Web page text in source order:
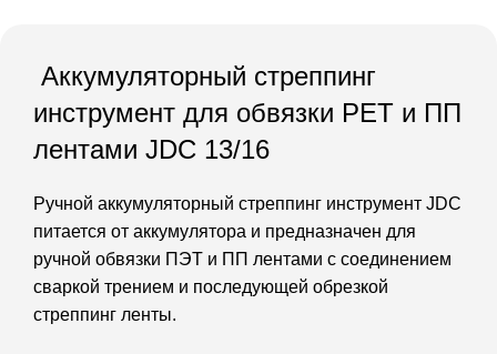
Аккумуляторный стреппинг
инструмент для обвязки PET и ПП
лентами JDC 13/16
Ручной аккумуляторный стреппинг инструмент JDC
питается от аккумулятора и предназначен для
ручной обвязки ПЭТ и ПП лентами с соединением
сваркой трением и последующей обрезкой
стреппинг ленты.